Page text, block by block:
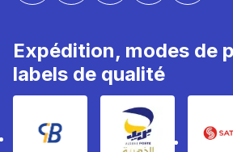
Expédition, modes de
labels de qualité